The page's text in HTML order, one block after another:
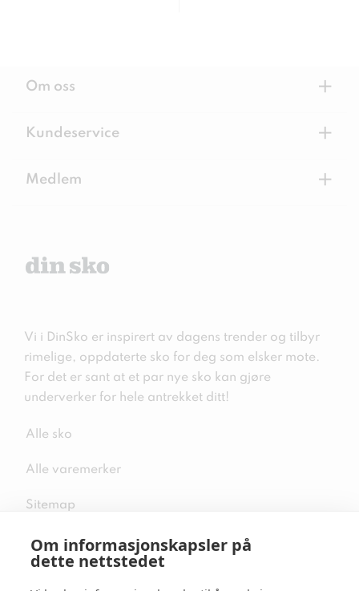
Om informasjonskapsler på
dette nettstedet
Om oss +
Kundeservice +
Medlem +
Vi i DinSko er inspirert av dagens trender og tilbyr
rimelige, oppdaterte sko for deg som elsker mote.
For det er sant at et par nye sko kan gjøre
underverker for hele antrekket ditt!
Alle sko
Alle varemerker
Sitemap